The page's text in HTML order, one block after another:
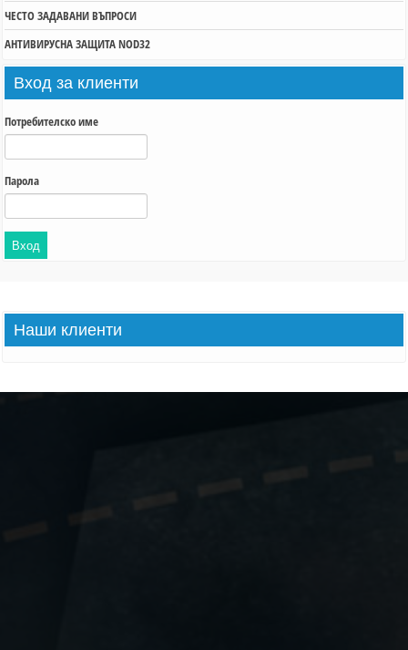
ЧЕСТО ЗАДАВАНИ ВЪПРОСИ
АНТИВИРУСНА ЗАЩИТА NOD32
Вход за клиенти
Потребителско име
Парола
Наши клиенти